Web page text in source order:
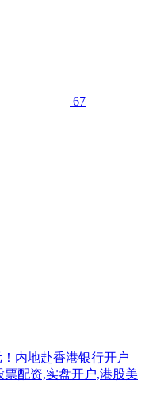
67